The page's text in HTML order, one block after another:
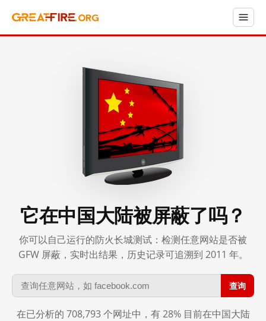
它在中国大陆被屏蔽了吗？
你可以自己运行的防火长城测试：检测任意网站是否被
GFW 屏蔽，实时出结果，历史记录可追溯到 2011 年。
查询
在已分析的 708,793 个网址中，有 28% 目前在中国大陆